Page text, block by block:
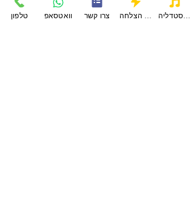
מנוע- "הגיגית" לא זזה ושייט של
טלפון וואטסאפ צרו קשר